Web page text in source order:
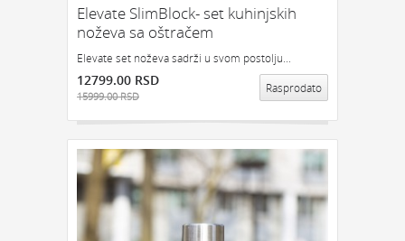
Elevate SlimBlock- set kuhinjskih
noževa sa oštračem
Elevate set noževa sadrži u svom postolju...
12799.00 RSD
15999.00 RSD
Rasprodato